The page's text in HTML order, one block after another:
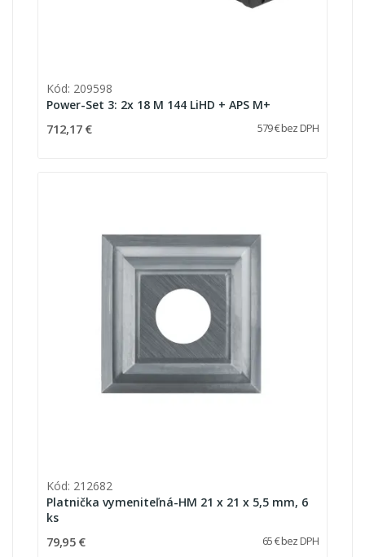
Kód: 209598
Power-Set 3: 2x 18 M 144 LiHD + APS M+
712,17 € 579 € bez DPH
Kód: 212682
Platnička vymeniteľná-HM 21 x 21 x 5,5 mm, 6
ks
79,95 € 65 € bez DPH